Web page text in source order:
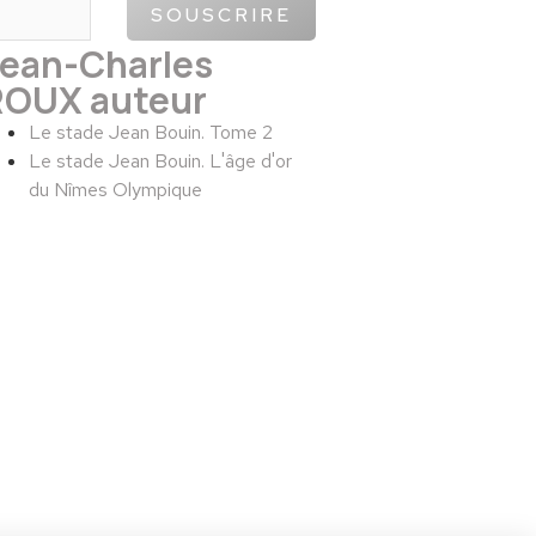
SOUSCRIRE
Charles
auteur
Le stade Jean Bouin. Tome 2
Le stade Jean Bouin. L'âge d'or
du Nîmes Olympique